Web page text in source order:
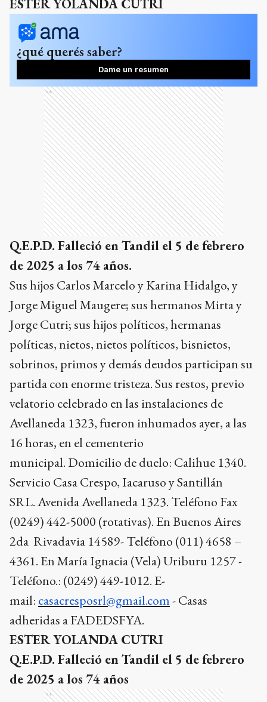
ESTER YOLANDA CUTRI
¿qué querés saber?
Dame un resumen
Ads
Q.E.P.D. Falleció en Tandil el 5 de febrero
de 2025 a los 74 años.
Sus hijos Carlos Marcelo y Karina Hidalgo, y
Jorge Miguel Maugere; sus hermanos Mirta y
Jorge Cutri; sus hijos políticos, hermanas
políticas, nietos, nietos políticos, bisnietos,
sobrinos, primos y demás deudos participan su
partida con enorme tristeza. Sus restos, previo
velatorio celebrado en las instalaciones de
Avellaneda 1323, fueron inhumados ayer, a las
16 horas, en el cementerio
municipal. Domicilio de duelo: Calihue 1340.
Servicio Casa Crespo, Iacaruso y Santillán
SRL.Avenida Avellaneda 1323. Teléfono Fax
(0249) 442-5000 (rotativas).En Buenos Aires
2da Rivadavia 14589- Teléfono (011) 4658 –
4361. En María Ignacia (Vela) Uriburu 1257 -
Teléfono.: (0249) 449-1012.E-
mail: casacresposrl@gmail.com- Casas
adheridas a FADEDSFYA.
ESTER YOLANDA CUTRI
Q.E.P.D. Falleció en Tandil el 5 de febrero
de 2025 a los 74 años
Ads